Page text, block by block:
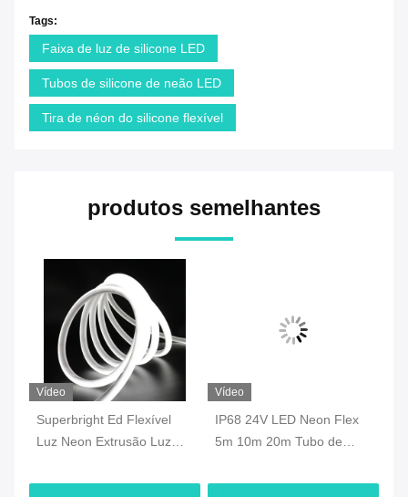
Tags:
Faixa de luz de silicone LED
Tubos de silicone de neão LED
Tira de néon do silicone flexível
produtos semelhantes
Vídeo
Superbright Ed Flexível
Luz Neon Extrusão Luz
Para Construção
Vídeo
IP68 24V LED Neon Flex
5m 10m 20m Tubo de
flexível